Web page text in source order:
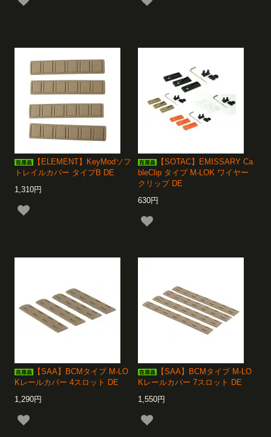
【ELEMENT】KeyModソフ
トレイルカバー タイプB DE
1,310円
【SOTAC】EMISSARY Ca
bleClip タイプ M-LOK ワイヤー
クリップ DE
630円
【SAA】BCMタイプ M-LO
Kレールカバー 4スロット DE
1,290円
【SAA】BCMタイプ M-LO
Kレールカバー 7スロット DE
1,550円